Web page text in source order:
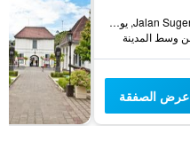
46 Jalan Sugeng Jeroni, يوغياخيرتا, إندونيسيا
عرض الصفقة